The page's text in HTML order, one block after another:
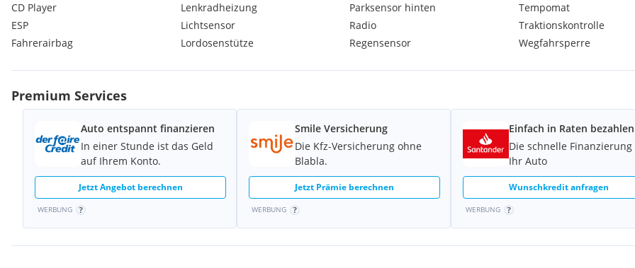
Extras:
LED
CD Player
ESP
Fahrerairbag
Lenkradheizung
Lichtsensor
Lordosenstütze
Parksensor hinten
Radio
Regensensor
Tempomat
Traktionskontrolle
Wegfahrsperre
Premium Services
Auto entspannt finanzieren
In einer Stunde ist das Geld
auf Ihrem Konto.
Jetzt Angebot berechnen
WERBUNG
Smile Versicherung
Die Kfz-Versicherung ohne
Blabla.
Jetzt Prämie berechnen
WERBUNG
Einfach in Raten bezahlen
Die schnelle
Ihr Auto
Wunschkredit anfragen
WERBUNG